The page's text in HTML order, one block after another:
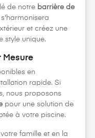
de notre barrière de
et créez une
style unique.
Mesure
en
rapide. Si
nous proposons
pour une solution de
à votre piscine.
famille et en la